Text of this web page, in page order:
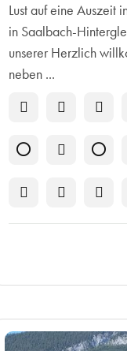
Lust auf eine Auszeit
in Saalbach-
unserer Herzlich
neben ...